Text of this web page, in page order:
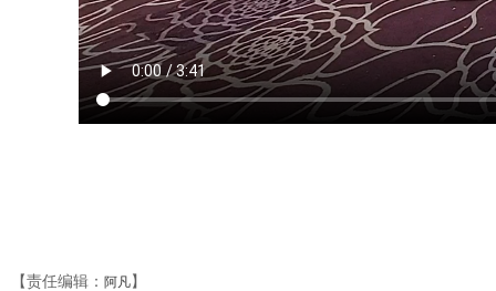
【责任编辑： 阿凡 】